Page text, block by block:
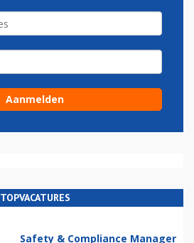
TOPVACATURES
Safety & Compliance Manager